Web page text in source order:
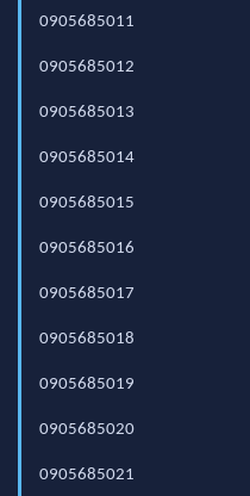
0905685011
0905685012
0905685013
0905685014
0905685015
0905685016
0905685017
0905685018
0905685019
0905685020
0905685021